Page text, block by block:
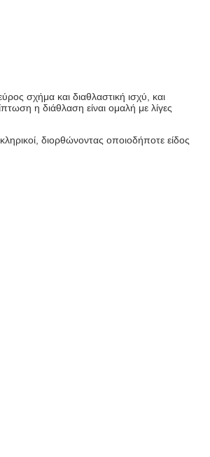
σχήμα και διαθλαστική ισχύ, και
η διάθλαση είναι ομαλή με λίγες
διορθώνοντας οποιοδήποτε είδος